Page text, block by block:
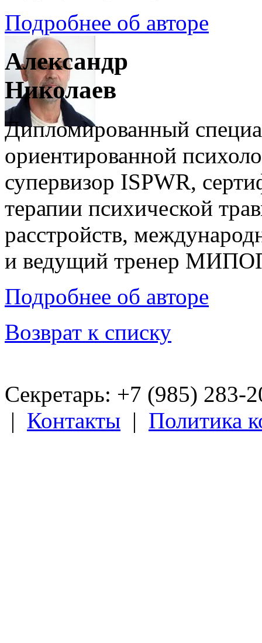
Подробнее об авторе
Александр
Николаев
Дипломированный
ориентированной
супервизор ISPWR,
терапии психической
расстройств,
и ведущий тренер
Подробнее об авторе
Возврат к списку
Секретарь: +7 (985)
| Контакты | Политика